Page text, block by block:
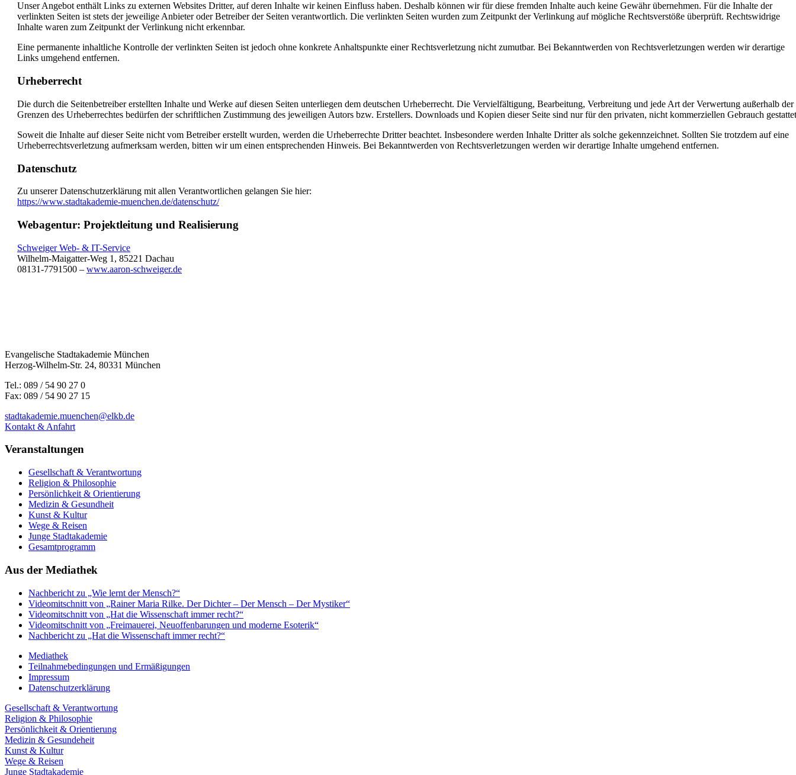
Unser Angebot enthält Links zu externen Websites Dritter, auf deren Inhalte wir keinen Einfluss haben. Deshalb können wir für diese fremden Inhalte auch keine Gewähr übernehmen. Für die Inhalte der
verlinkten Seiten ist stets der jeweilige Anbieter oder Betreiber der Seiten verantwortlich. Die verlinkten Seiten wurden zum Zeitpunkt der Verlinkung auf mögliche Rechtsverstöße überprüft. Rechtswidrige
Inhalte waren zum Zeitpunkt der Verlinkung nicht erkennbar.
Eine permanente inhaltliche Kontrolle der verlinkten Seiten ist jedoch ohne konkrete Anhaltspunkte einer Rechtsverletzung nicht zumutbar. Bei Bekanntwerden von Rechtsverletzungen werden wir derartige
Links umgehend entfernen.
Urheberrecht
Die durch die Seitenbetreiber erstellten Inhalte und Werke auf diesen Seiten unterliegen dem deutschen Urheberrecht. Die Vervielfältigung, Bearbeitung, Verbreitung und jede Art der Verwertung außerhalb der
Grenzen des Urheberrechtes bedürfen der schriftlichen Zustimmung des jeweiligen Autors bzw. Erstellers. Downloads und Kopien dieser Seite sind nur für den privaten, nicht kommerziellen Gebrauch
Soweit die Inhalte auf dieser Seite nicht vom Betreiber erstellt wurden, werden die Urheberrechte Dritter beachtet. Insbesondere werden Inhalte Dritter als solche gekennzeichnet. Sollten Sie trotzdem auf eine
Urheberrechtsverletzung aufmerksam werden, bitten wir um einen entsprechenden Hinweis. Bei Bekanntwerden von Rechtsverletzungen werden wir derartige Inhalte umgehend entfernen.
Datenschutz
Zu unserer Datenschutzerklärung mit allen Verantwortlichen gelangen Sie hier:
https://www.stadtakademie-muenchen.de/datenschutz/
Webagentur: Projektleitung und Realisierung
Schweiger Web- & IT-Service
Wilhelm-Maigatter-Weg 1, 85221 Dachau
08131-7791500 – www.aaron-schweiger.de
Evangelische Stadtakademie München
Herzog-Wilhelm-Str. 24, 80331 München
Tel.: 089 / 54 90 27 0
Fax: 089 / 54 90 27 15
stadtakademie.muenchen@elkb.de
Kontakt & Anfahrt
Veranstaltungen
Gesellschaft & Verantwortung
Religion & Philosophie
Persönlichkeit & Orientierung
Medizin & Gesundheit
Kunst & Kultur
Wege & Reisen
Junge Stadtakademie
Gesamtprogramm
Aus der Mediathek
Nachbericht zu „Wie lernt der Mensch?“
Videomitschnitt von „Rainer Maria Rilke. Der Dichter – Der Mensch – Der Mystiker“
Videomitschnitt von „Hat die Wissenschaft immer recht?“
Videomitschnitt von „Freimauerei, Neuoffenbarungen und moderne Esoterik“
Nachbericht zu „Hat die Wissenschaft immer recht?“
Mediathek
Teilnahmebedingungen und Ermäßigungen
Impressum
Datenschutzerklärung
Gesellschaft & Verantwortung
Religion & Philosophie
Persönlichkeit & Orientierung
Medizin & Gesundeheit
Kunst & Kultur
Wege & Reisen
Junge Stadtakademie